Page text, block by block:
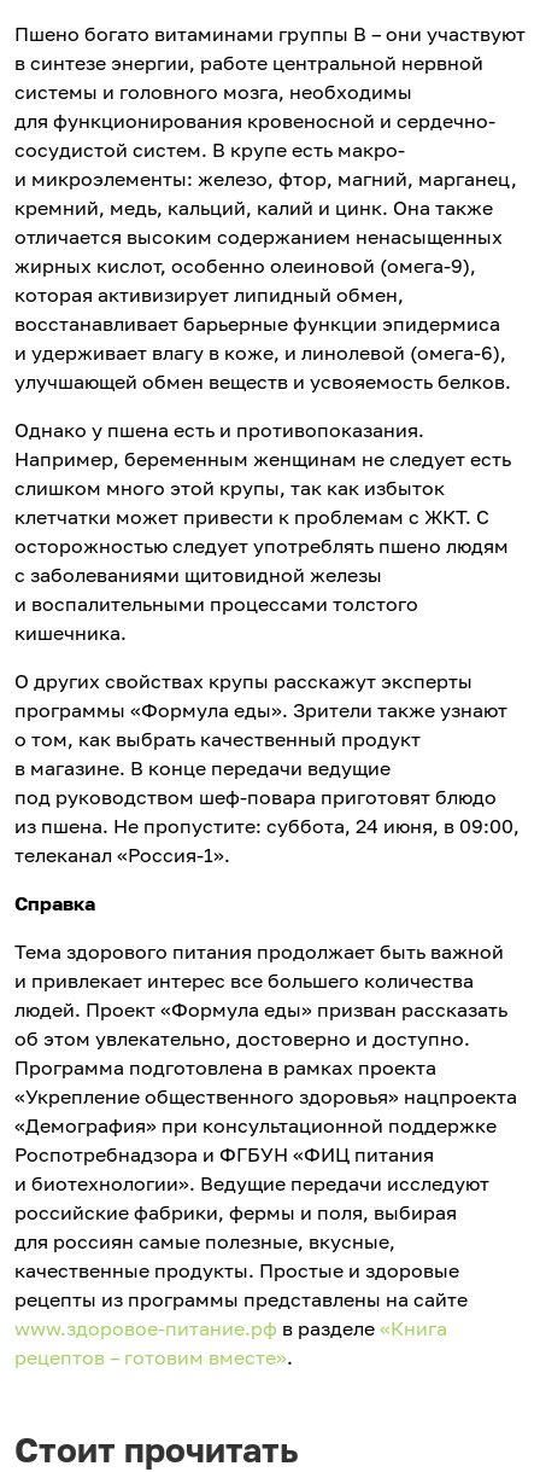
Пшено богато витаминами группы В – они участвуют
в синтезе энергии, работе центральной нервной
системы и головного мозга, необходимы
для функционирования кровеносной и сердечно-
сосудистой систем. В крупе есть макро-
и микроэлементы: железо, фтор, магний, марганец,
кремний, медь, кальций, калий и цинк. Она также
отличается высоким содержанием ненасыщенных
жирных кислот, особенно олеиновой (омега-9),
которая активизирует липидный обмен,
восстанавливает барьерные функции эпидермиса
и удерживает влагу в коже, и линолевой (омега-6),
улучшающей обмен веществ и усвояемость белков.
Однако у пшена есть и противопоказания.
Например, беременным женщинам не следует есть
слишком много этой крупы, так как избыток
клетчатки может привести к проблемам с ЖКТ. С
осторожностью следует употреблять пшено людям
с заболеваниями щитовидной железы
и воспалительными процессами толстого
кишечника.
О других свойствах крупы расскажут эксперты
программы «Формула еды». Зрители также узнают
о том, как выбрать качественный продукт
в магазине. В конце передачи ведущие
под руководством шеф-повара приготовят блюдо
из пшена. Не пропустите: суббота, 24 июня, в 09:00,
телеканал «Россия-1».
Справка
Тема здорового питания продолжает быть важной
и привлекает интерес все большего количества
людей. Проект «Формула еды» призван рассказать
об этом увлекательно, достоверно и доступно.
Программа подготовлена в рамках проекта
«Укрепление общественного здоровья» нацпроекта
«Демография» при консультационной поддержке
Роспотребнадзора и ФГБУН «ФИЦ питания
и биотехнологии». Ведущие передачи исследуют
российские фабрики, фермы и поля, выбирая
для россиян самые полезные, вкусные,
качественные продукты. Простые и здоровые
рецепты из программы представлены на сайте
www.здоровое-питание.рф в разделе «Книга
рецептов – готовим вместе».
Стоит прочитать